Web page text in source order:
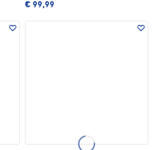
€ 99,99